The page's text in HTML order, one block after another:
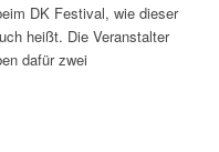
DK Festival, wie dieser
heißt. Die Veranstalter
dafür zwei